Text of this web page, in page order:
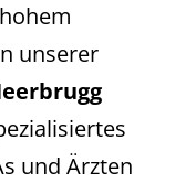
unserer
und Ärzten